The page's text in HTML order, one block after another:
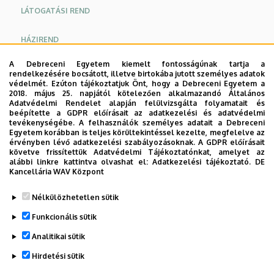
A Debreceni Egyetem kiemelt fontosságúnak tartja a
rendelkezésére bocsátott, illetve birtokába jutott személyes adatok
védelmét. Ezúton tájékoztatjuk Önt, hogy a Debreceni Egyetem a
2018. május 25. napjától kötelezően alkalmazandó Általános
Adatvédelmi Rendelet alapján felülvizsgálta folyamatait és
beépítette a GDPR előírásait az adatkezelési és adatvédelmi
tevékenységébe. A felhasználók személyes adatait a Debreceni
Egyetem korábban is teljes körültekintéssel kezelte, megfelelve az
érvényben lévő adatkezelési szabályozásoknak. A GDPR előírásait
követve frissítettük Adatvédelmi Tájékoztatónkat, amelyet az
alábbi linkre kattintva olvashat el:Adatkezelési tájékoztató. DE
Kancellária WAV Központ
Nélkülözhetetlen sütik
Funkcionális sütik
Analitikai sütik
Hirdetési sütik
LÁTOGATÁSI REND
HÁZIREND
ELÉRHETŐSÉG
ORVOSOK
Betegeknek
Orvos kollégáknak
Legutóbb frissítve: 2023. 03. 13. 07:42